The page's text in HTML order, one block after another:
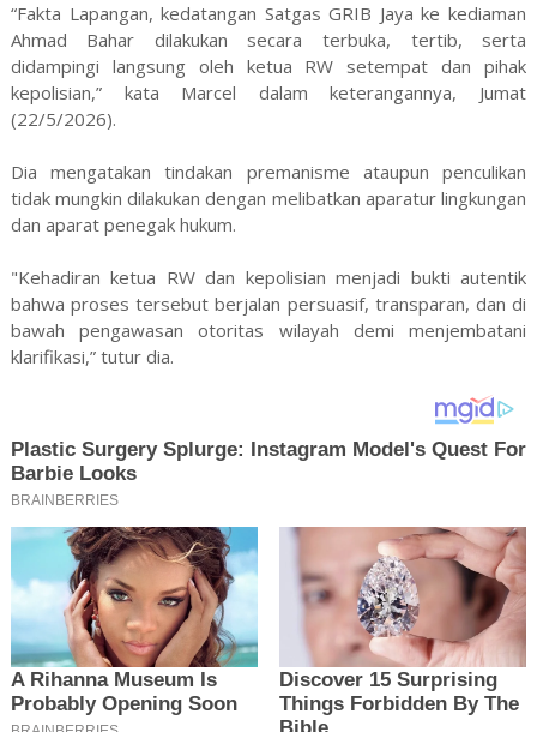
“Fakta Lapangan, kedatangan Satgas GRIB Jaya ke kediaman
Ahmad Bahar dilakukan secara terbuka, tertib, serta
didampingi langsung oleh ketua RW setempat dan pihak
kepolisian,” kata Marcel dalam keterangannya, Jumat
(22/5/2026).
Dia mengatakan tindakan premanisme ataupun penculikan
tidak mungkin dilakukan dengan melibatkan aparatur lingkungan
dan aparat penegak hukum.
"Kehadiran ketua RW dan kepolisian menjadi bukti autentik
bahwa proses tersebut berjalan persuasif, transparan, dan di
bawah pengawasan otoritas wilayah demi menjembatani
klarifikasi,” tutur dia.